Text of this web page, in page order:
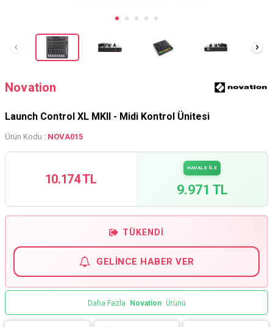
Novation
Launch Control XL MKII - Midi Kontrol Ünitesi
Ürün Kodu : NOVA015
10.174 TL
HAVALE İLE
9.971 TL
TÜKENDI
GELINCE HABER VER
Daha Fazla Novation Ürünü